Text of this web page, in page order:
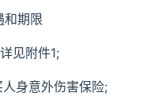
和期限
见附件1;
身意外伤害保险;